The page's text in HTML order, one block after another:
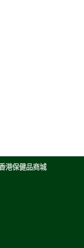
港保健品商城